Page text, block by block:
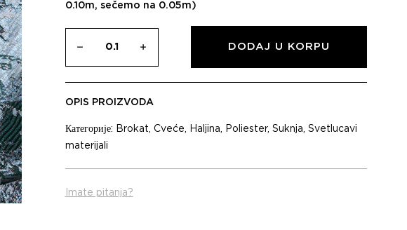
0.10m, sečemo na 0.05m)
DODAJ U KORPU
OPIS PROIZVODA
Категорије: Brokat, Cveće, Haljina, Poliester, Suknja, Svetlucavi
materijali
Imate pitanja?